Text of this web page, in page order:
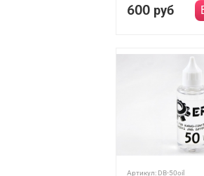
600 руб
Артикул: DB-50oil